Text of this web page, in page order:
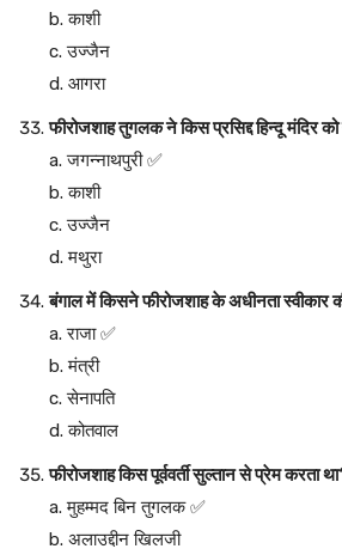
b. काशी
c. उज्जैन
d. आगरा
फीरोजशाह तुगलक ने किस प्रसिद्द हिन्दू मंदिर
a. जगन्नाथपुरी ✅
b. काशी
c. उज्जैन
d. मथुरा
बंगाल में किसने फीरोजशाह के अधीनता स्वीकार
a. राजा ✅
b. मंत्री
c. सेनापति
d. कोतवाल
फीरोजशाह किस पूर्ववर्ती सुल्तान से प्रेम करता
a. मुहम्मद बिन तुगलक ✅
b. अलाउद्दीन खिलजी